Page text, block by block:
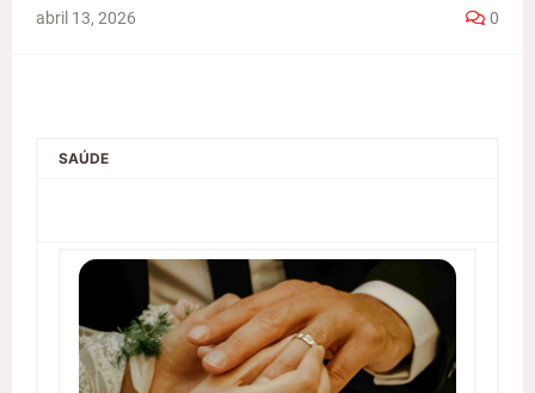
abril 13, 2026 0
SAÚDE